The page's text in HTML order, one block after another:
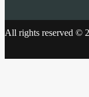
All rights reserved ©